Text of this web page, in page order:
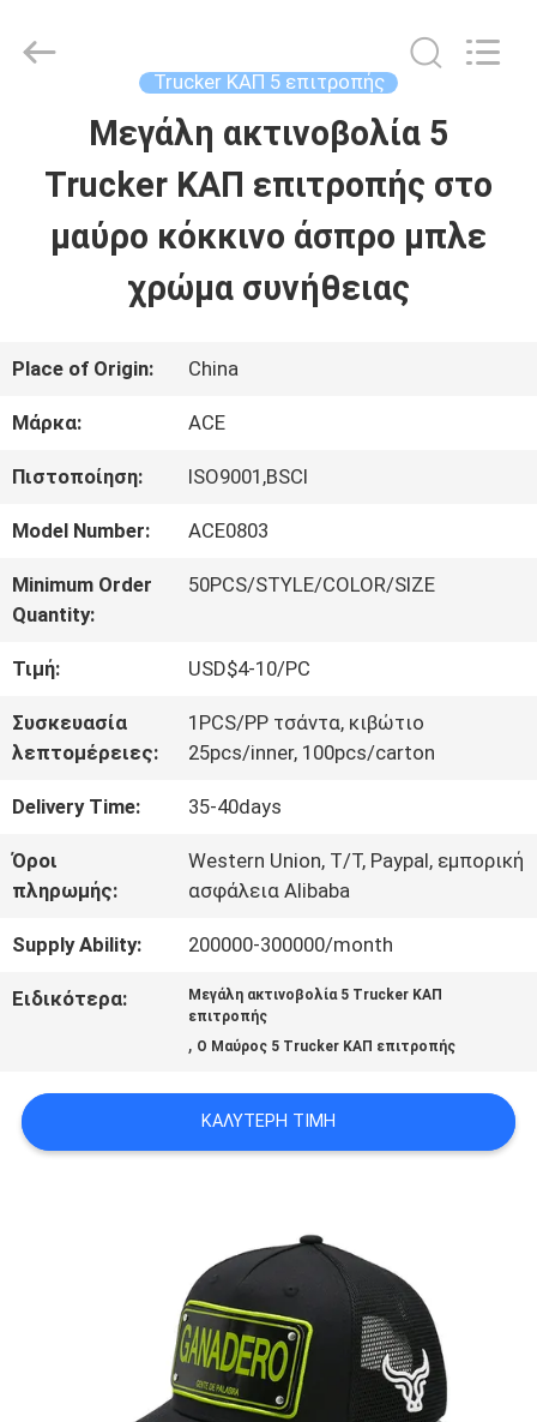
ΠΡΟΪΌΝΤΑ
ΠΕΡΊΠΟΥ
ΕΜΕΊΣ
ΓΎΡΟΣ
ΕΡΓΟΣΤΑΣΊΩΝ
ΠΟΙΟΤΙΚΌΣ
ΈΛΕΓΧΟΣ
ΜΑΣ
ΕΛΆΤΕ
ΣΕ
ΕΠΑΦΉ
ΜΕ
ΕΙΔΉΣΕΙΣ
ΠΕΡΙΠΤΏΣΕΙΣ
Headwear
Reserved.
Trucker ΚΑΠ 5 επιτροπής
Μεγάλη ακτινοβολία 5
Trucker ΚΑΠ επιτροπής στο
μαύρο κόκκινο άσπρο μπλε
χρώμα συνήθειας
Place of Origin: China
Μάρκα: ACE
Πιστοποίηση: ISO9001,BSCI
Model Number: ACE0803
Minimum Order
Quantity:
50PCS/STYLE/COLOR/SIZE
Τιμή: USD$4-10/PC
Συσκευασία
λεπτομέρειες:
1PCS/PP τσάντα, κιβώτιο
25pcs/inner, 100pcs/carton
Delivery Time: 35-40days
Όροι
πληρωμής:
Western Union, T/T, Paypal, εμπορική
ασφάλεια Alibaba
Supply Ability: 200000-300000/month
Ειδικότερα:
Μεγάλη ακτινοβολία 5 Trucker ΚΑΠ
επιτροπής
, Ο Μαύρος 5 Trucker ΚΑΠ επιτροπής
ΚΑΛΎΤΕΡΗ ΤΙΜΉ